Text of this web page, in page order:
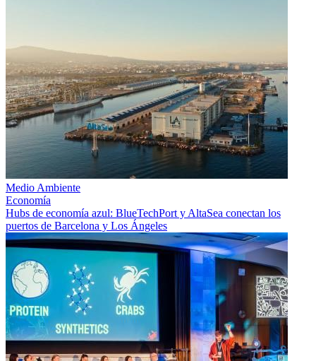
Medio Ambiente
Economía
Hubs de economía azul: BlueTechPort y AltaSea conectan los
puertos de Barcelona y Los Ángeles